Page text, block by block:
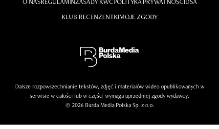
KLUB RECENZENTKIMOJE ZGODY
Dalsze rozpowszechnianie tekstów, zdjęć i materiałów wideo opublikowanych w
serwisie w całości lub w części wymaga uprzedniej zgody wydawcy.
© 2026 Burda Media Polska Sp. z o.o.